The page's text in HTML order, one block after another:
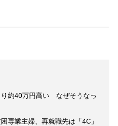
約40万円高い なぜそうなっ
専業主婦、再就職先は「4C」